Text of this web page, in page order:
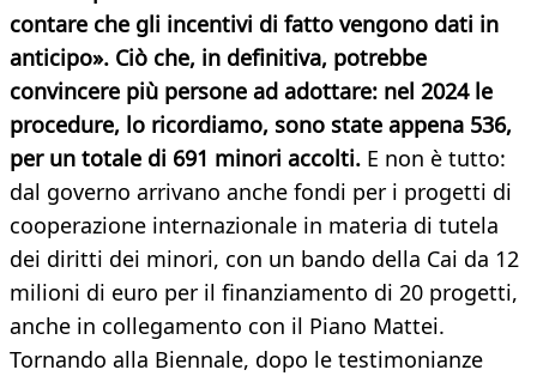
contare che gli incentivi di fatto vengono dati in
anticipo». Ciò che, in definitiva, potrebbe
convincere più persone ad adottare: nel 2024 le
procedure, lo ricordiamo, sono state appena 536,
per un totale di 691 minori accolti. E non è tutto:
dal governo arrivano anche fondi per i progetti di
cooperazione internazionale in materia di tutela
dei diritti dei minori, con un bando della Cai da 12
milioni di euro per il finanziamento di 20 progetti,
anche in collegamento con il Piano Mattei.
Tornando alla Biennale, dopo le testimonianze